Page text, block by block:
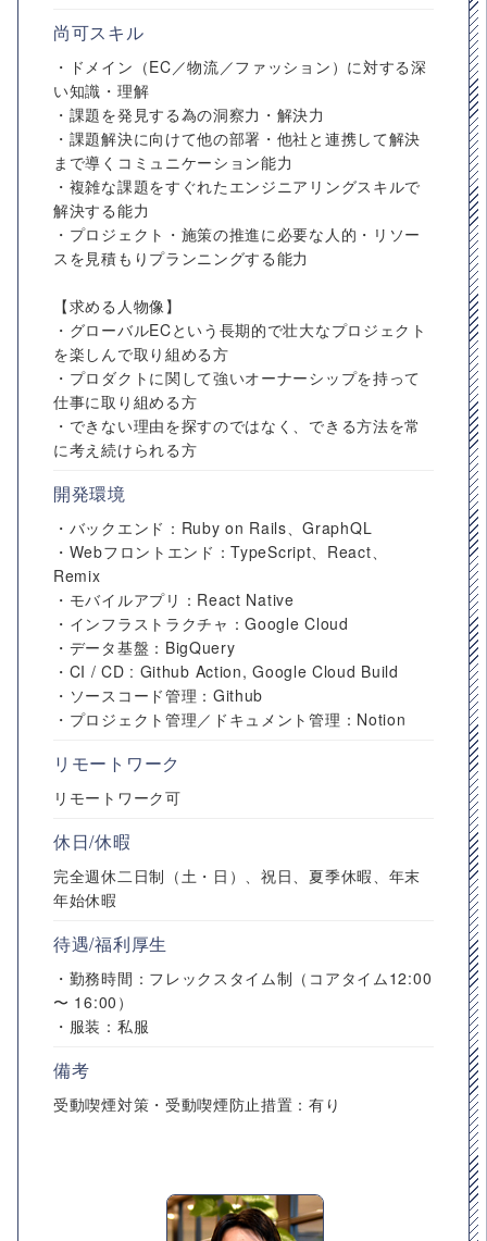
尚可スキル
・ドメイン（EC／物流／ファッション）に対する深
い知識・理解
・課題を発見する為の洞察力・解決力
・課題解決に向けて他の部署・他社と連携して解決
まで導くコミュニケーション能力
・複雑な課題をすぐれたエンジニアリングスキルで
解決する能力
・プロジェクト・施策の推進に必要な人的・リソー
スを見積もりプランニングする能力
【求める人物像】
・グローバルECという長期的で壮大なプロジェクト
を楽しんで取り組める方
・プロダクトに関して強いオーナーシップを持って
仕事に取り組める方
・できない理由を探すのではなく、できる方法を常
に考え続けられる方
開発環境
・バックエンド：Ruby on Rails、GraphQL
・Webフロントエンド：TypeScript、React、
Remix
・モバイルアプリ：React Native
・インフラストラクチャ：Google Cloud
・データ基盤：BigQuery
・CI / CD : Github Action, Google Cloud Build
・ソースコード管理：Github
・プロジェクト管理／ドキュメント管理：Notion
リモートワーク
リモートワーク可
休日/休暇
完全週休二日制（土・日）、祝日、夏季休暇、年末
年始休暇
待遇/福利厚生
・勤務時間：フレックスタイム制（コアタイム12:00
〜 16:00）
・服装：私服
備考
受動喫煙対策・受動喫煙防止措置：有り